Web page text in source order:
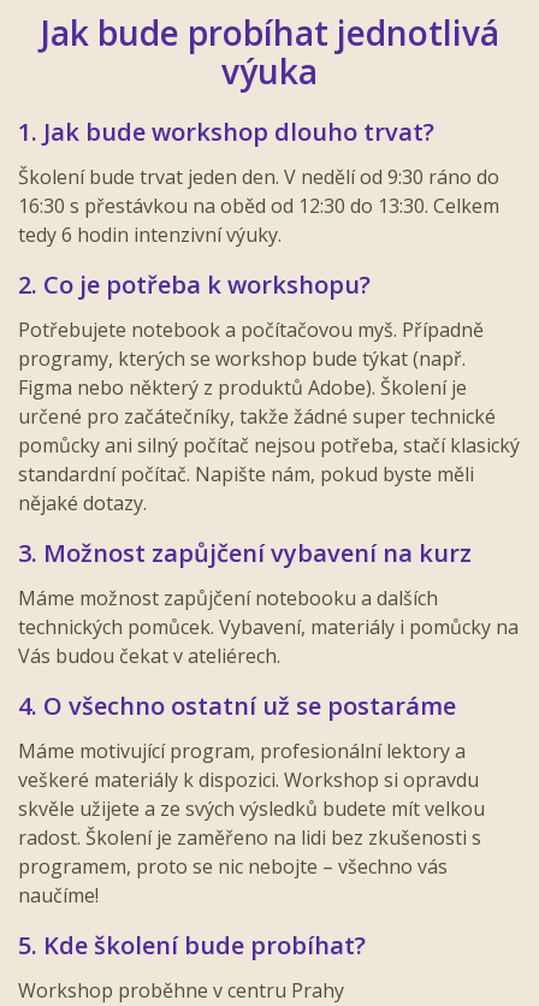
Jak bude probíhat jednotlivá
výuka
1. Jak bude workshop dlouho trvat?
Školení bude trvat jeden den. V nedělí od 9:30 ráno do
16:30 s přestávkou na oběd od 12:30 do 13:30. Celkem
tedy 6 hodin intenzivní výuky.
2. Co je potřeba k workshopu?
Potřebujete notebook a počítačovou myš. Případně
programy, kterých se workshop bude týkat (např.
Figma nebo některý z produktů Adobe). Školení je
určené pro začátečníky, takže žádné super technické
pomůcky ani silný počítač nejsou potřeba, stačí klasický
standardní počítač. Napište nám, pokud byste měli
nějaké dotazy.
3. Možnost zapůjčení vybavení na kurz
Máme možnost zapůjčení notebooku a dalších
technických pomůcek. Vybavení, materiály i pomůcky na
Vás budou čekat v ateliérech.
4. O všechno ostatní už se postaráme
Máme motivující program, profesionální lektory a
veškeré materiály k dispozici. Workshop si opravdu
skvěle užijete a ze svých výsledků budete mít velkou
radost. Školení je zaměřeno na lidi bez zkušenosti s
programem, proto se nic nebojte – všechno vás
naučíme!
5. Kde školení bude probíhat?
Workshop proběhne v centru Prahy